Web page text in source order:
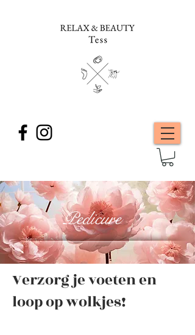
Pedicure
Verzorg je voeten en
loop op wolkjes!